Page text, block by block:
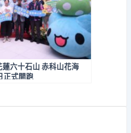
六十石山 赤科山花海
正式開跑